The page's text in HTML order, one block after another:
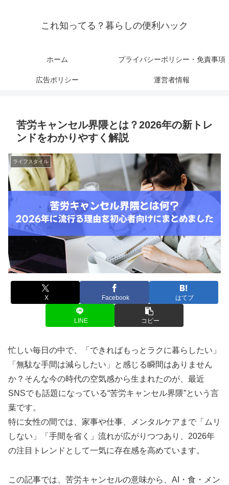
これ知ってる？暮らしの便利ハック
ホーム プライバシーポリシー・免責事項
広告ポリシー 運営者情報
苦労キャンセル界隈とは？2026年の新トレ
ンドをわかりやすく解説
ライフスタイル
X Facebook はてブ
LINE コピー
忙しい毎日の中で、「できればもっとラクに暮らしたい」
「無駄な手間は減らしたい」と感じる瞬間はありません
か？そんな今の時代の空気感から生まれたのが、最近
SNSでも話題になっている“苦労キャンセル界隈”という言
葉です。
特に女性の間では、家事や仕事、メンタルケアまで「ムリ
しない」「手間を省く」流れが広がりつつあり、2026年
の注目トレンドとして一気に存在感を高めています。
この記事では、苦労キャンセルの意味から、AI・食・メン